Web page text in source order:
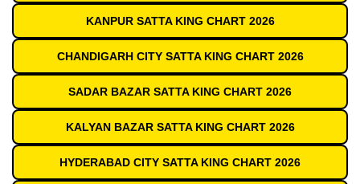
KANPUR SATTA KING CHART 2026
CHANDIGARH CITY SATTA KING CHART 2026
SADAR BAZAR SATTA KING CHART 2026
KALYAN BAZAR SATTA KING CHART 2026
HYDERABAD CITY SATTA KING CHART 2026